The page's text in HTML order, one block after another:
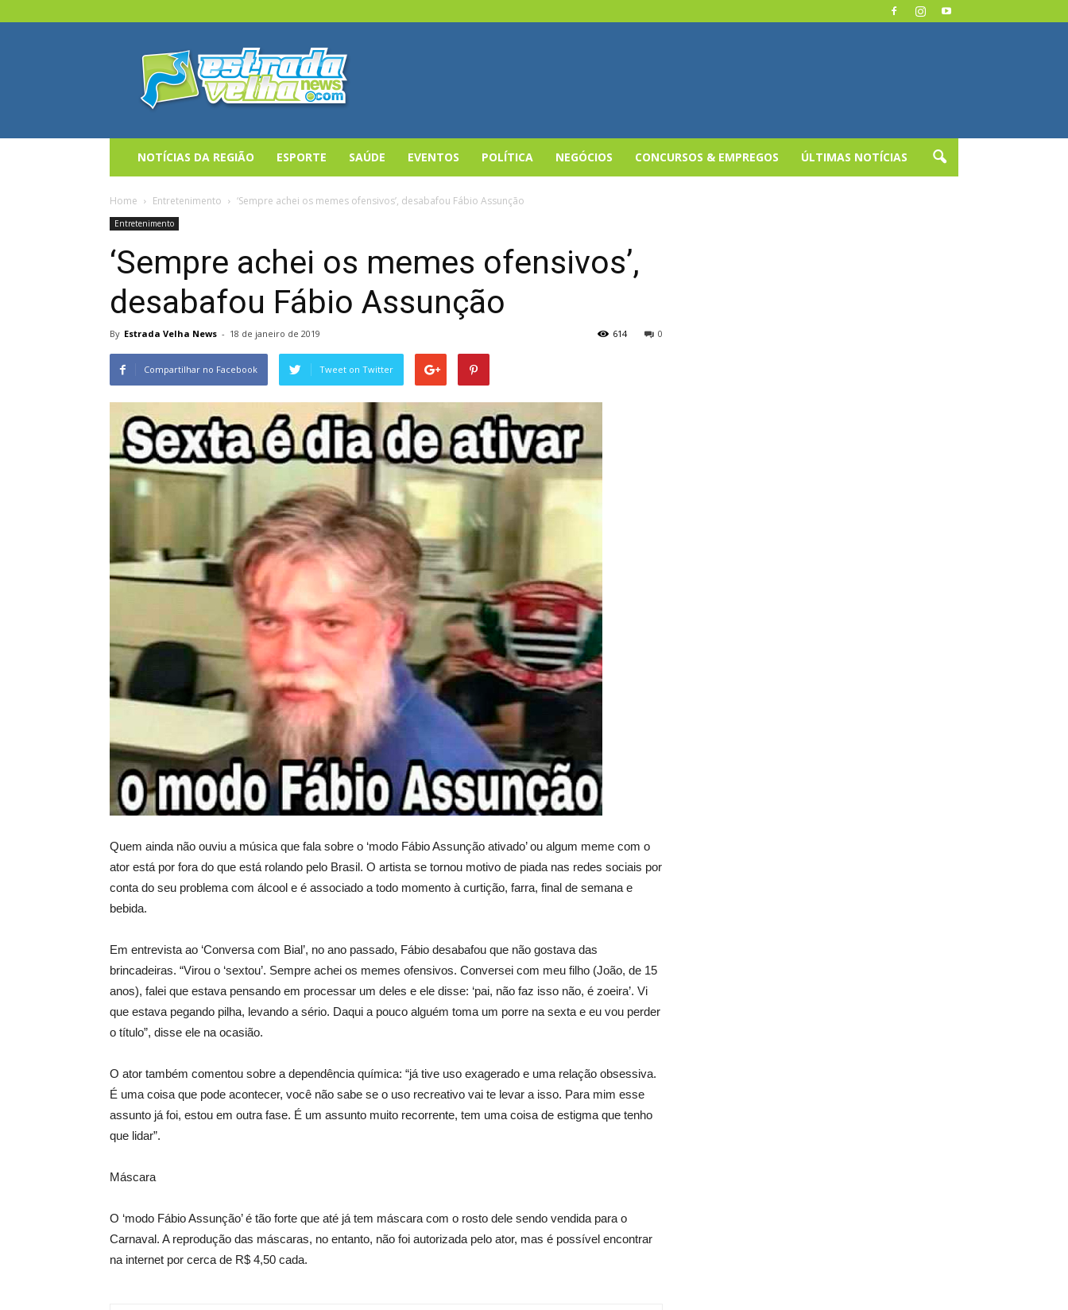
Estrada
Velha
News
NOTÍCIAS DA REGIÃO ESPORTE SAÚDE EVENTOS POLÍTICA NEGÓCIOS CONCURSOS & EMPREGOS ÚLTIMAS NOTÍCIAS
Home Entretenimento ‘Sempre achei os memes ofensivos’, desabafou Fábio Assunção
Entretenimento
‘Sempre achei os memes ofensivos’,
desabafou Fábio Assunção
By Estrada Velha News - 18 de janeiro de 2019 0
614
Compartilhar no Facebook Tweet on Twitter
Quem ainda não ouviu a música que fala sobre o ‘modo Fábio Assunção ativado’ ou algum meme com o
ator está por fora do que está rolando pelo Brasil. O artista se tornou motivo de piada nas redes sociais por
conta do seu problema com álcool e é associado a todo momento à curtição, farra, final de semana e
bebida.
Em entrevista ao ‘Conversa com Bial’, no ano passado, Fábio desabafou que não gostava das
brincadeiras. “Virou o ‘sextou’. Sempre achei os memes ofensivos. Conversei com meu filho (João, de 15
anos), falei que estava pensando em processar um deles e ele disse: ‘pai, não faz isso não, é zoeira’. Vi
que estava pegando pilha, levando a sério. Daqui a pouco alguém toma um porre na sexta e eu vou perder
o título”, disse ele na ocasião.
O ator também comentou sobre a dependência química: “já tive uso exagerado e uma relação obsessiva.
É uma coisa que pode acontecer, você não sabe se o uso recreativo vai te levar a isso. Para mim esse
assunto já foi, estou em outra fase. É um assunto muito recorrente, tem uma coisa de estigma que tenho
que lidar”.
Máscara
O ‘modo Fábio Assunção’ é tão forte que até já tem máscara com o rosto dele sendo vendida para o
Carnaval. A reprodução das máscaras, no entanto, não foi autorizada pelo ator, mas é possível encontrar
na internet por cerca de R$ 4,50 cada.